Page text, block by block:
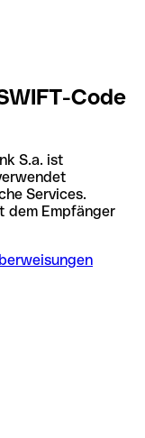
Code
S.a. ist
Services.
dem Empfänger